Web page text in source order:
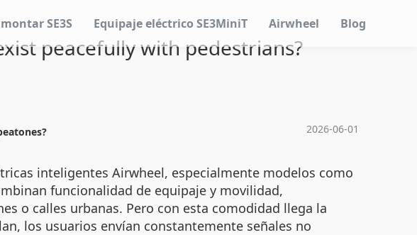
SE3S Equipaje eléctrico SE3MiniT Airwheel Blog
peacefully with pedestrians?
2026-06-01
inteligentes Airwheel, especialmente modelos como
funcionalidad de equipaje y movilidad,
o calles urbanas. Pero con esta comodidad llega la
los usuarios envían constantemente señales no